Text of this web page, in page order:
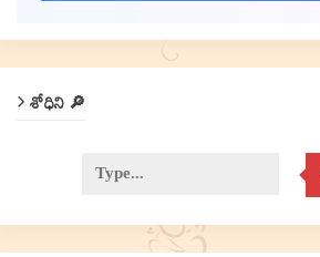
శోధిని 🔎